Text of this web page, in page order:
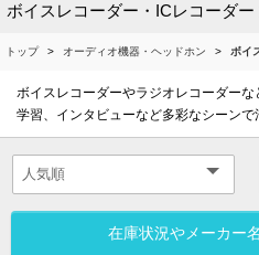
ボイスレコーダー・ICレコーダ
トップ オーディオ機器・ヘッドホン ボイ
ボイスレコーダーやラジオレコーダー
学習、インタビューなど多彩なシーンで
在庫状況やメーカー